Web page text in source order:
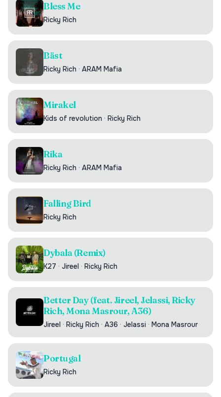
Bless Me
Ricky Rich
Bäst
Ricky Rich · ARAM Mafia
Mirakel
Kids of revolution · Ricky Rich
Rika
Ricky Rich · ARAM Mafia
Falling Bird
Ricky Rich
Dybala (Remix)
K27 · Jireel · Ricky Rich
Better Day (feat. Jireel, Jelassi, Ricky
Rich, Mona Masrour, A36)
Jireel · Ricky Rich · A36 · Jelassi · Mona Masrour
Portugal
Ricky Rich